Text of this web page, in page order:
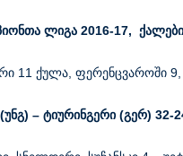
ლიგა 2016-17,
11 ქულა, ფერენცვაროში 9,
– ტიურინგერი (გერ) 32-